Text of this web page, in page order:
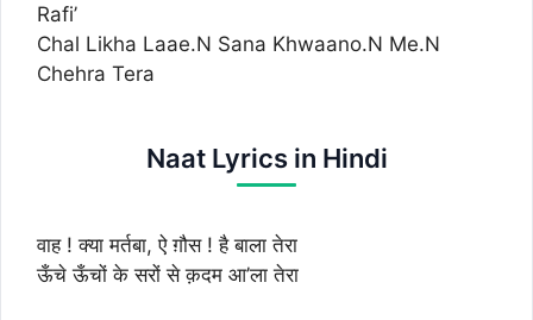
Rafi’
Chal Likha Laae.N Sana Khwaano.N Me.N
Chehra Tera
Naat Lyrics in Hindi
वाह ! क्या मर्तबा, ऐ ग़ौस ! है बाला तेरा
ऊँचे ऊँचों के सरों से क़दम आ’ला तेरा